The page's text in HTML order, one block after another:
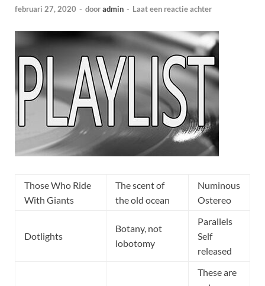
februari 27, 2020 - dooradmin - Laat een reactie achter
Those Who Ride
With Giants
The scent of
the old ocean
Numinous
Ostereo
Dotlights
Botany, not
lobotomy
Parallels
Self
released
These are